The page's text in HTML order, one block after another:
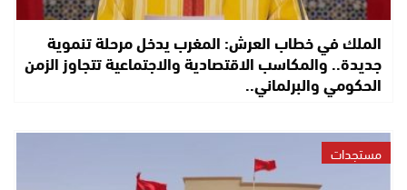
الملك في خطاب العرش: المغرب يدخل مرحلة تنموية
جديدة.. والمكاسب الاقتصادية والاجتماعية تتجاوز الزمن
الحكومي والبرلماني..
مستجدات